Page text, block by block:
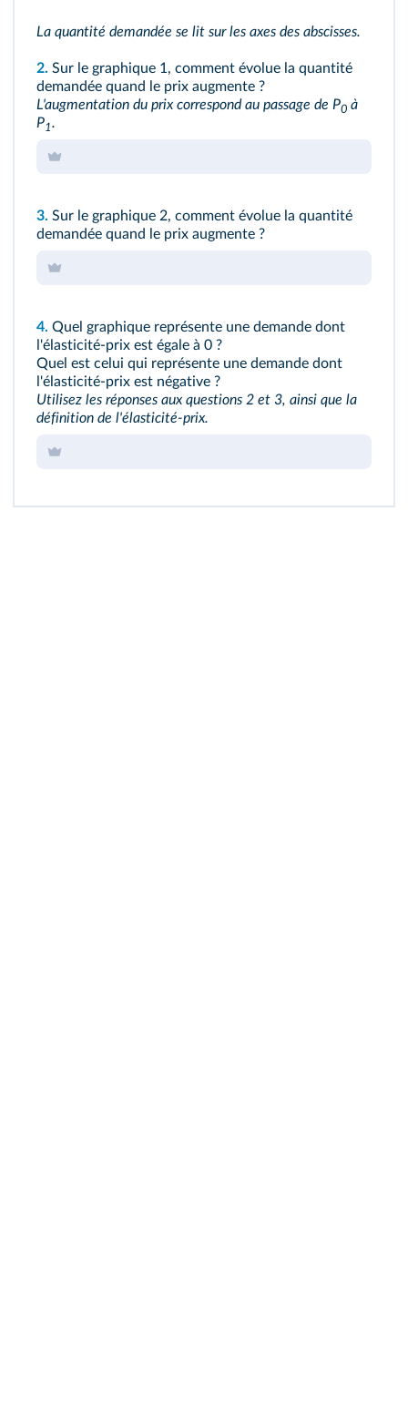
La quantité demandée se lit sur les axes des abscisses.
2. Sur le graphique 1, comment évolue la quantité
demandée quand le prix augmente ?
L'augmentation du prix correspond au passage de P0 à
P1.
3. Sur le graphique 2, comment évolue la quantité
demandée quand le prix augmente ?
4. Quel graphique représente une demande dont
l'élasticité-prix est égale à 0 ?
Quel est celui qui représente une demande dont
l'élasticité-prix est négative ?
Utilisez les réponses aux questions 2 et 3, ainsi que la
définition de l'élasticité-prix.